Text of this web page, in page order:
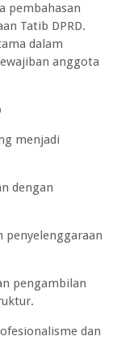
pembahasan
Tatib DPRD.
dalam
anggota
menjadi
dengan
penyelenggaraan
pengambilan
dan